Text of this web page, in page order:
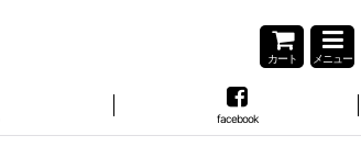
カート メニュー
facebook